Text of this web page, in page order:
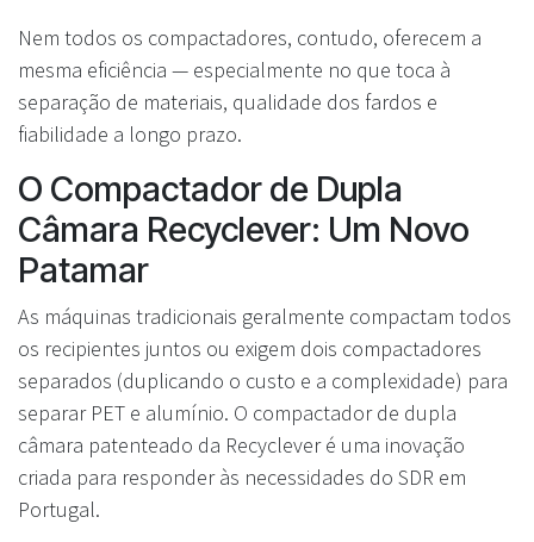
Nem todos os compactadores, contudo, oferecem a
mesma eficiência — especialmente no que toca à
separação de materiais, qualidade dos fardos e
fiabilidade a longo prazo.
O Compactador de Dupla
Câmara Recyclever: Um Novo
Patamar
As máquinas tradicionais geralmente compactam todos
os recipientes juntos ou exigem dois compactadores
separados (duplicando o custo e a complexidade) para
separar PET e alumínio. O compactador de dupla
câmara patenteado da Recyclever é uma inovação
criada para responder às necessidades do SDR em
Portugal.